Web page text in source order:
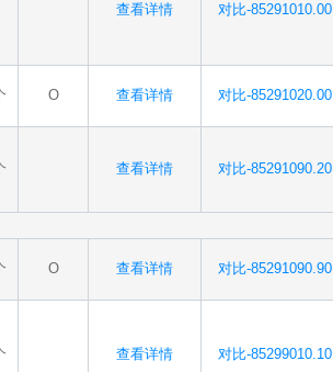
查看详情 对比-85291010.00
O 查看详情 对比-85291020.00
查看详情 对比-85291090.20
O 查看详情 对比-85291090.90
查看详情 对比-85299010.10